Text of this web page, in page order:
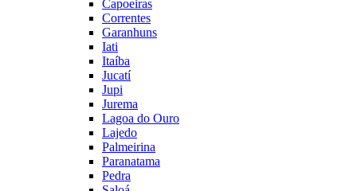
Capoeiras
Correntes
Garanhuns
Iati
Itaíba
Jucatí
Jupi
Jurema
Lagoa do Ouro
Lajedo
Palmeirina
Paranatama
Pedra